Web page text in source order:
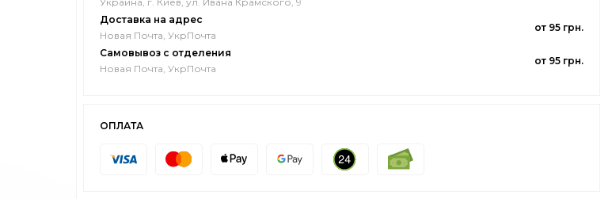
Доставка на адрес
Новая Почта, УкрПочта
от 95 грн.
Самовывоз с отделения
Новая Почта, УкрПочта
от 95 грн.
ОПЛАТА